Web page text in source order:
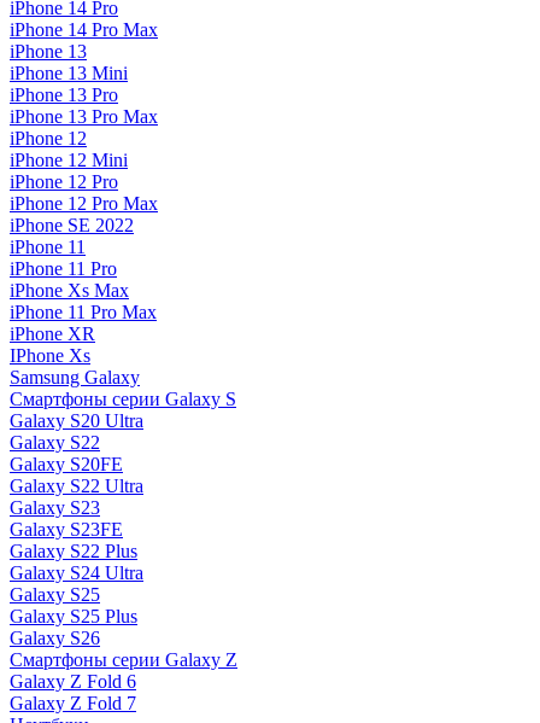
iPhone 14 Pro
iPhone 14 Pro Max
iPhone 13
iPhone 13 Mini
iPhone 13 Pro
iPhone 13 Pro Max
iPhone 12
iPhone 12 Mini
iPhone 12 Pro
iPhone 12 Pro Max
iPhone SE 2022
iPhone 11
iPhone 11 Pro
iPhone Xs Max
iPhone 11 Pro Max
iPhone XR
IPhone Xs
Samsung Galaxy
Смартфоны серии Galaxy S
Galaxy S20 Ultra
Galaxy S22
Galaxy S20FE
Galaxy S22 Ultra
Galaxy S23
Galaxy S23FE
Galaxy S22 Plus
Galaxy S24 Ultra
Galaxy S25
Galaxy S25 Plus
Galaxy S26
Смартфоны серии Galaxy Z
Galaxy Z Fold 6
Galaxy Z Fold 7